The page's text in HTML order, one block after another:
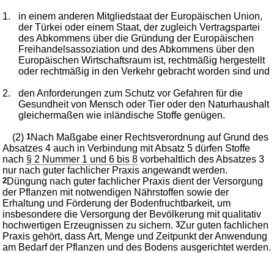
1.
in einem anderen Mitgliedstaat der Europäischen Union,
der Türkei oder einem Staat, der zugleich Vertragspartei
des Abkommens über die Gründung der Europäischen
Freihandelsassoziation und des Abkommens über den
Europäischen Wirtschaftsraum ist, rechtmäßig hergestellt
oder rechtmäßig in den Verkehr gebracht worden sind und
2.
den Anforderungen zum Schutz vor Gefahren für die
Gesundheit von Mensch oder Tier oder den Naturhaushalt
gleichermaßen wie inländische Stoffe genügen.
(2)1Nach Maßgabe einer Rechtsverordnung auf Grund des
Absatzes 4 auch in Verbindung mit Absatz 5 dürfen Stoffe
nach § 2 Nummer 1 und 6 bis 8 vorbehaltlich des Absatzes 3
nur nach guter fachlicher Praxis angewandt werden.
2Düngung nach guter fachlicher Praxis dient der Versorgung
der Pflanzen mit notwendigen Nährstoffen sowie der
Erhaltung und Förderung der Bodenfruchtbarkeit, um
insbesondere die Versorgung der Bevölkerung mit qualitativ
hochwertigen Erzeugnissen zu sichern.3Zur guten fachlichen
Praxis gehört, dass Art, Menge und Zeitpunkt der Anwendung
am Bedarf der Pflanzen und des Bodens ausgerichtet werden.